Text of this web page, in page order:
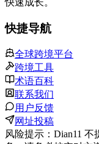
快速成长。
快捷导航
全球跨境平台
跨境工具
术语百科
联系我们
用户反馈
网址投稿
风险提示：Dian11